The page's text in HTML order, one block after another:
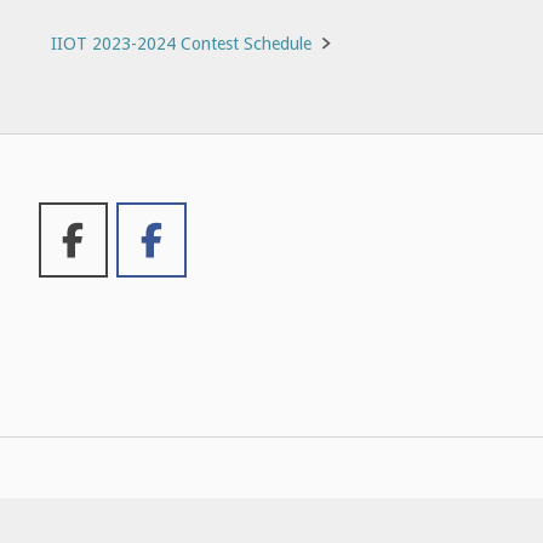
IIOT 2023-2024 Contest Schedule